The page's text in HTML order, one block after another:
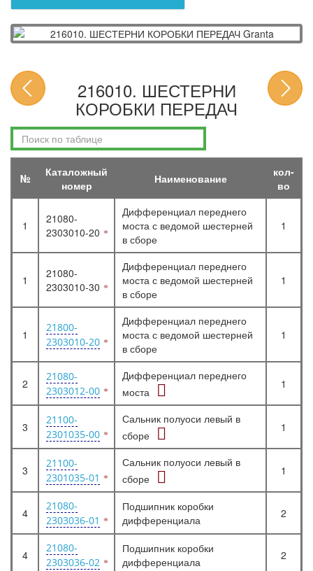
216010. ШЕСТЕРНИ
КОРОБКИ ПЕРЕДАЧ
№
Каталожный
номер
Наименование
кол-
во
1
21080-
2303010-20
Дифференциал переднего
моста с ведомой шестерней
в сборе
1
1
21080-
2303010-30
Дифференциал переднего
моста с ведомой шестерней
в сборе
1
1
21800-
2303010-20
Дифференциал переднего
моста с ведомой шестерней
в сборе
1
2
21080-
2303012-00
Дифференциал переднего
моста
1
3
21100-
2301035-00
Сальник полуоси левый в
сборе
1
3
21100-
2301035-01
Сальник полуоси левый в
сборе
1
4
21080-
2303036-01
Подшипник коробки
дифференциала
2
4
21080-
2303036-02
Подшипник коробки
дифференциала
2